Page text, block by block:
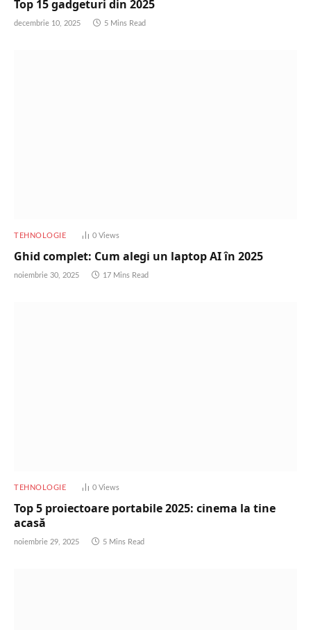
Top 15 gadgeturi din 2025
decembrie 10, 2025 5 Mins Read
TEHNOLOGIE 0 Views
Ghid complet: Cum alegi un laptop AI în 2025
noiembrie 30, 2025 17 Mins Read
TEHNOLOGIE 0 Views
Top 5 proiectoare portabile 2025: cinema la tine
acasă
noiembrie 29, 2025 5 Mins Read